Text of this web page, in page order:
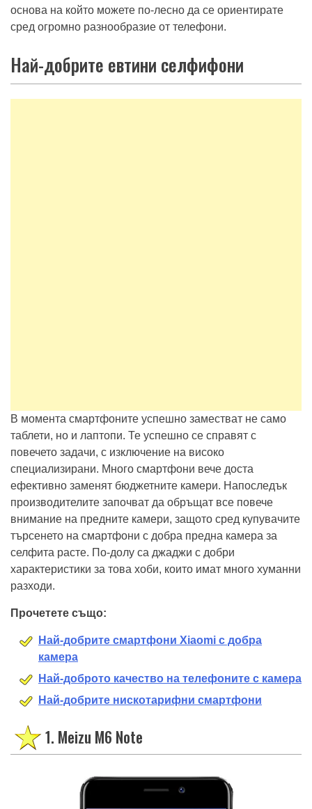
основа на който можете по-лесно да се ориентирате
сред огромно разнообразие от телефони.
Най-добрите евтини селфифони
В момента смартфоните успешно заместват не само
таблети, но и лаптопи. Те успешно се справят с
повечето задачи, с изключение на високо
специализирани. Много смартфони вече доста
ефективно заменят бюджетните камери. Напоследък
производителите започват да обръщат все повече
внимание на предните камери, защото сред купувачите
търсенето на смартфони с добра предна камера за
селфита расте. По-долу са джаджи с добри
характеристики за това хоби, които имат много хуманни
разходи.
Прочетете също:
Най-добрите смартфони Xiaomi с добра
камера
Най-доброто качество на телефоните с камера
Най-добрите нискотарифни смартфони
1. Meizu M6 Note